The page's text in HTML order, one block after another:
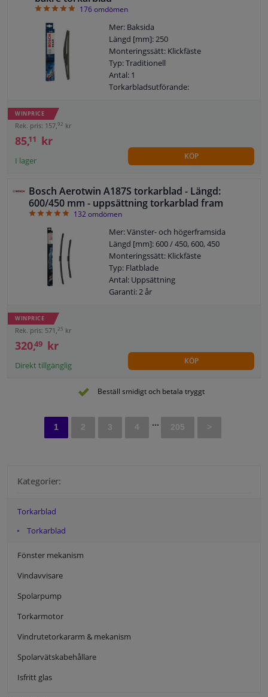
Kategorier:
Torkarblad
Torkarblad
Fönster mekanism
Vindavvisare
Spolarpump
Torkarmotor
Vindrutetorkararm & mekanism
Spolarvätskabehållare
Isfritt glas
4.91
176omdömen
Mer: Baksida
Längd [mm]: 250
Monteringssätt: Klickfäste
Typ: Traditionell
Antal: 1
Torkarbladsutförande:
WINPRICE
Rek. pris: 157, 92 kr
85,11 kr
I lager KÖP
Bosch Aerotwin A187S torkarblad - Längd:
600/450 mm - uppsättning torkarblad fram
4.89
132omdömen
Mer: Vänster- och högerframsida
Längd [mm]: 600 / 450, 600, 450
Monteringssätt: Klickfäste
Typ: Flatblade
Antal: Uppsättning
Garanti: 2 år
WINPRICE
Rek. pris: 571, 25 kr
320,49 kr
Direkt tillgänglig KÖP
Beställ smidigt och betala tryggt
1 2 3 4 ... 205 >